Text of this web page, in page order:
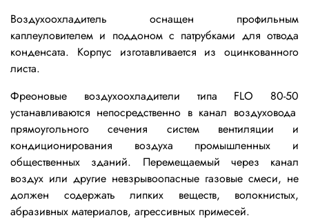
Воздухоохладитель оснащен профильным
каплеуловителем и поддоном с патрубками для отвода
конденсата. Корпус изготавливается из оцинкованного
листа.
Фреоновые воздухоохладители типа FLO 80-50
устанавливаются непосредственно в канал воздуховода
прямоугольного сечения систем вентиляции и
кондиционирования воздуха промышленных и
общественных зданий. Перемещаемый через канал
воздух или другие невзрывоопасные газовые смеси, не
должен содержать липких веществ, волокнистых,
абразивных материалов, агрессивных примесей.